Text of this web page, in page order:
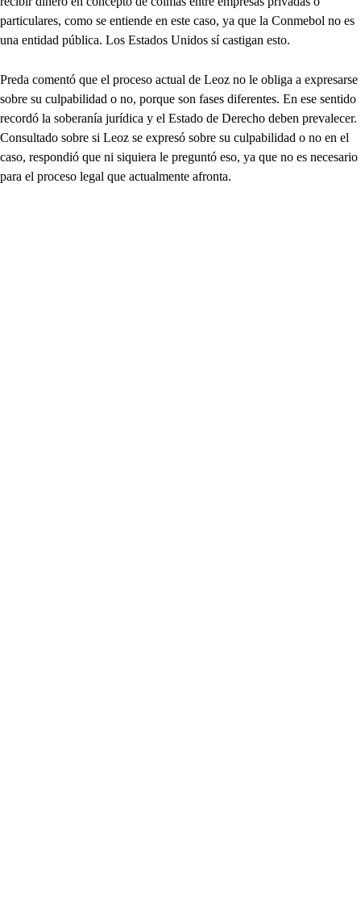
particulares, como se entiende en este caso, ya que la Conmebol no es
una entidad pública. Los Estados Unidos sí castigan esto.
Preda comentó que el proceso actual de Leoz no le obliga a expresarse
sobre su culpabilidad o no, porque son fases diferentes. En ese sentido
recordó la soberanía jurídica y el Estado de Derecho deben prevalecer.
Consultado sobre si Leoz se expresó sobre su culpabilidad o no en el
caso, respondió que ni siquiera le preguntó eso, ya que no es necesario
para el proceso legal que actualmente afronta.